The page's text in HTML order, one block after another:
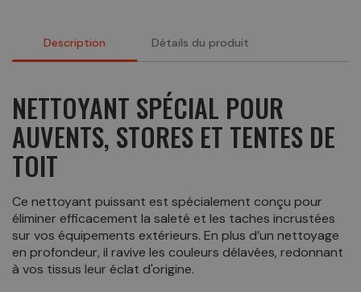
Description Détails du produit
NETTOYANT SPÉCIAL POUR
AUVENTS, STORES ET TENTES DE
TOIT
Ce nettoyant puissant est spécialement conçu pour
éliminer efficacement la saleté et les taches incrustées
sur vos équipements extérieurs. En plus d’un nettoyage
en profondeur, il ravive les couleurs délavées, redonnant
à vos tissus leur éclat d'origine.